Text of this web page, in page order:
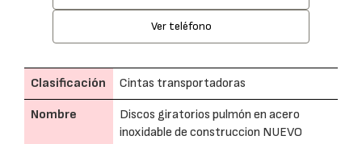
Ver teléfono
Clasificación Cintas transportadoras
Nombre
Discos giratorios pulmón en acero
inoxidable de construccion NUEVO